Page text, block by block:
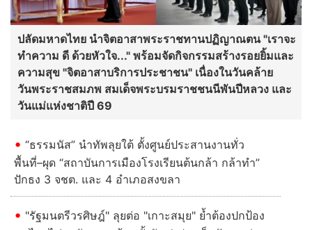
ปลัดมหาดไทย นำจิตอาสาพระราชทานปฏิญาณตน "เราจะ
ทำความ ดี ด้วยหัวใจ..." พร้อมจัดกิจกรรมสร้างรอยยิ้มและ
ความสุข "จิตอาสาบริการประชาชน" เนื่องในวันคล้าย
วันพระราชสมภพ สมเด็จพระบรมราชชนนีพันปีหลวง และ
วันแม่แห่งชาติปี 69
“ธรรมนัส” นำทัพลุยใต้ ตั้งศูนย์ประสานงานทั่ว
พื้นที่–ผุด “สถาบันการเมืองโรงเรียนต้นกล้า กล้าทำ”
ปักธง 3 จชต. และ 4 อำเภอสงขลา
"รัฐมนตรีวรศิษฎ์" ลุยต่อ "เกาะสมุย" ย้ำต้องปกป้อง